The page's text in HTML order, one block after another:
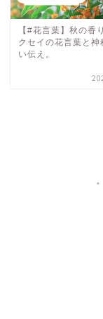
【#花言葉】秋の香
クセイの花言葉と神
い伝え。